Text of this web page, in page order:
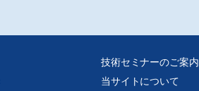
技術セミナーのご案内
当サイトについて